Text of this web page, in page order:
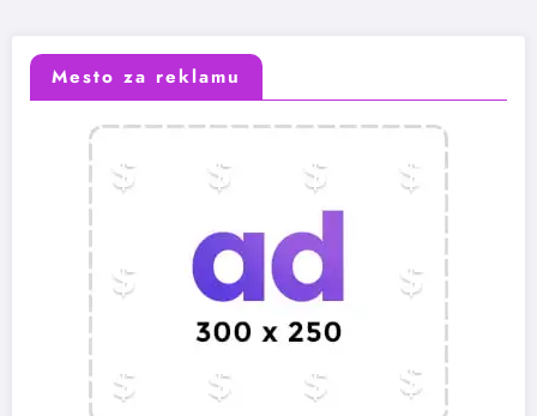
Mesto za reklamu